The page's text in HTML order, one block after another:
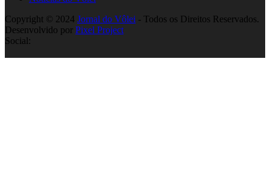
Copyright © 2024 Jornal do Vôlei - Todos os Direitos Reservados.
Desenvolvido por Pixel Project
Social: